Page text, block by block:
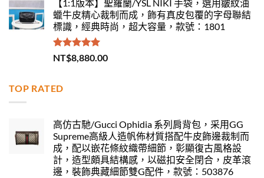
【1:1版本】聖羅蘭/YSL NIKI 手袋，選用皺紋油
蠟牛皮精心裁制而成，飾有真皮包覆的字母聯結
標識，經典時尚，超大容量，款號：1801
評分 5.00
滿分 5
NT$8,880.00
TOP RATED
高仿古馳/Gucci Ophidia 系列肩背包，采用GG
Supreme高級人造帆佈材質搭配牛皮飾邊裁制而
成，配以嵌花條紋織帶細節，彰顯復古風格設
計，造型頗具結構感，以磁扣安全閉合，皮革滾
邊，裝飾典藏細節雙G配件，款號：503876